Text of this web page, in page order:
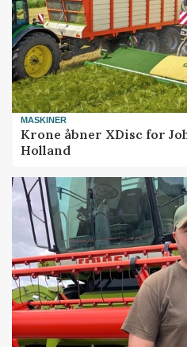
MASKINER
Krone åbner XDisc for
Holland